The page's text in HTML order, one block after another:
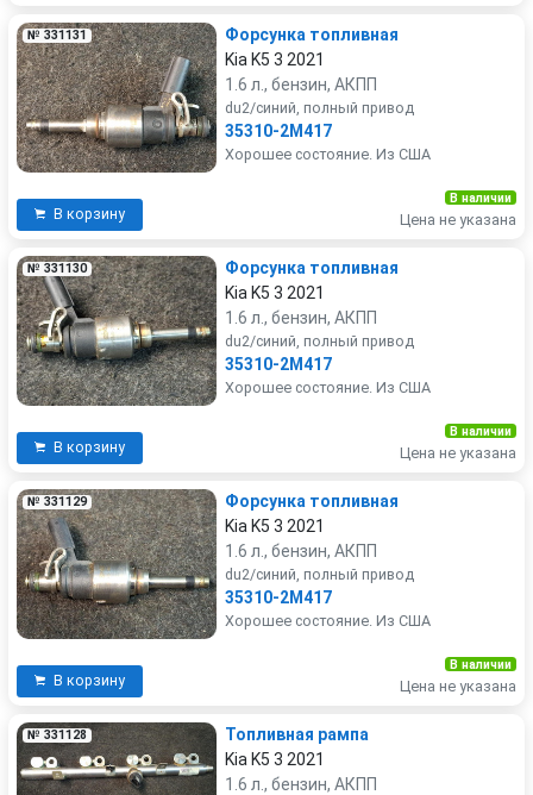
№ 331131
Форсунка топливная
Kia K5 3 2021
1.6 л., бензин, АКПП
du2/синий, полный привод
35310-2M417
Хорошее состояние. Из США
В корзину
В наличии
Цена не указана
№ 331130
Форсунка топливная
Kia K5 3 2021
1.6 л., бензин, АКПП
du2/синий, полный привод
35310-2M417
Хорошее состояние. Из США
В корзину
В наличии
Цена не указана
№ 331129
Форсунка топливная
Kia K5 3 2021
1.6 л., бензин, АКПП
du2/синий, полный привод
35310-2M417
Хорошее состояние. Из США
В корзину
В наличии
Цена не указана
№ 331128
Топливная рампа
Kia K5 3 2021
1.6 л., бензин, АКПП